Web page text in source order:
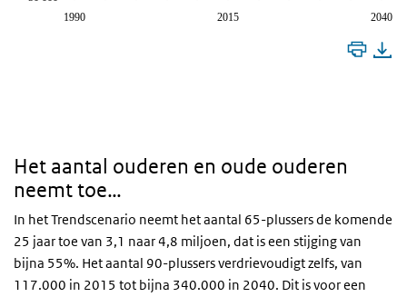
1990 2015 2040
Het aantal ouderen en oude ouderen
neemt toe…
In het Trendscenario neemt het aantal 65-plussers de komende
25 jaar toe van 3,1 naar 4,8 miljoen, dat is een stijging van
bijna 55%. Het aantal 90-plussers verdrievoudigt zelfs, van
117.000 in 2015 tot bijna 340.000 in 2040. Dit is voor een